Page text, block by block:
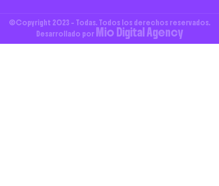
©Copyright 2023 - Todas. Todos los derechos reservados.
Desarrollado por Mio Digital Agency